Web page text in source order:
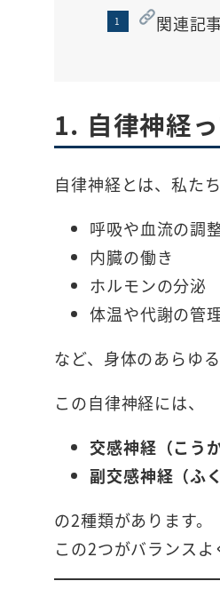
関連記事
1. 自律神経
自律神経とは、私た
呼吸や血流の調
内臓の働き
ホルモンの分泌
体温や代謝の管
など、身体のあらゆ
この自律神経には、
交感神経（こう
副交感神経（ふ
の2種類があります。
この2つがバランス